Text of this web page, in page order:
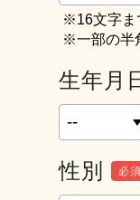
※16文字ま
※一部の半
生年月
性別 必須